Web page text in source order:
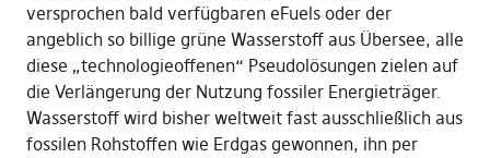
versprochen bald verfügbaren eFuels oder der
angeblich so billige grüne Wasserstoff aus Übersee, alle
diese „technologieoffenen“ Pseudolösungen zielen auf
die Verlängerung der Nutzung fossiler Energieträger.
Wasserstoff wird bisher weltweit fast ausschließlich aus
fossilen Rohstoffen wie Erdgas gewonnen, ihn per